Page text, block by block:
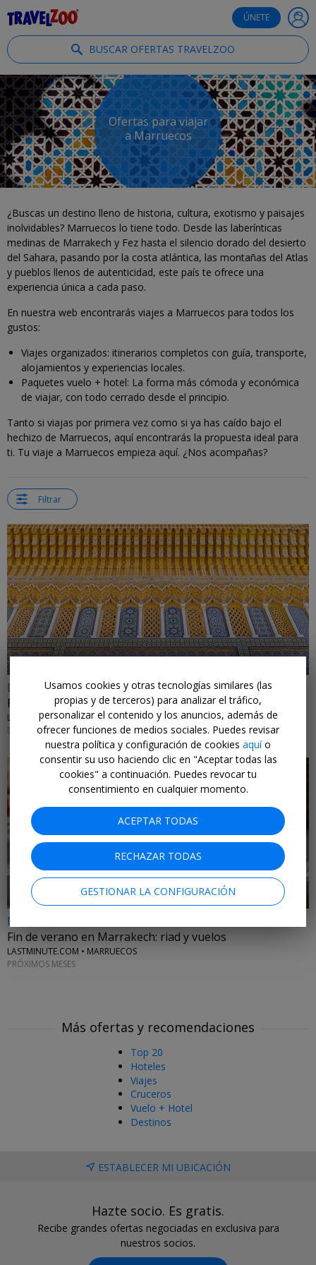
ÚNETE
BUSCAR OFERTAS TRAVELZOO
Ofertas para viajar
a Marruecos
¿Buscas un destino lleno de historia, cultura, exotismo y paisajes
inolvidables? Marruecos lo tiene todo. Desde las laberínticas
medinas de Marrakech y Fez hasta el silencio dorado del desierto
del Sahara, pasando por la costa atlántica, las montañas del Atlas
y pueblos llenos de autenticidad, este país te ofrece una
experiencia única a cada paso.
En nuestra web encontrarás viajes a Marruecos para todos los
gustos:
Viajes organizados: itinerarios completos con guía, transporte,
alojamientos y experiencias locales.
Paquetes vuelo + hotel: La forma más cómoda y económica
de viajar, con todo cerrado desde el principio.
Tanto si viajas por primera vez como si ya has caído bajo el
hechizo de Marruecos, aquí encontrarás la propuesta ideal para
ti. Tu viaje a Marruecos empieza aquí. ¿Nos acompañas?
Filtrar
←
Dsd 85€
Fez en 3 días con vuelos (sí, has leído bien)
LASTMINUTE.COM • MARRUECOS
DE SEPTIEMBRE A DICIEMBRE DE 2026
←
Dsd 119€
Fin de verano en Marrakech: riad y vuelos
LASTMINUTE.COM • MARRUECOS
PRÓXIMOS MESES
Más ofertas y recomendaciones
Top 20
Hoteles
Viajes
Cruceros
Vuelo + Hotel
Destinos
ESTABLECER MI UBICACIÓN
Hazte socio. Es gratis.
Recibe grandes ofertas negociadas en exclusiva para
nuestros socios.
Usamos cookies y otras tecnologías similares (las
propias y de terceros) para analizar el tráfico,
personalizar el contenido y los anuncios, además de
ofrecer funciones de medios sociales. Puedes revisar
nuestra política y configuración de cookies aquío
consentir su uso haciendo clic en "Aceptar todas las
cookies" a continuación. Puedes revocar tu
consentimiento en cualquier momento.
ACEPTAR TODAS
RECHAZAR TODAS
GESTIONAR LA CONFIGURACIÓN